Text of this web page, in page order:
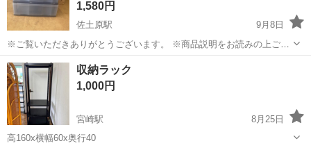
1,580円
佐土原駅
9月8日
※ご覧いただきありがとうございます。 ※商品説明をお読みの上ご納
得の上でご購入お願い致します。 商品名：3段プラケース 状態： 中
古品 幅 60 奥行 40 高さ 54 ※現物ご確認の上ご判断
くださ...
宮崎 宮崎市 佐土原駅
収納ラック
1,000円
宮崎駅
8月25日
高160x横幅60x奥行40